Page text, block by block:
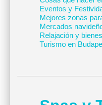
Eventos y
Mejores zonas
Mercados
Relajación y
Turismo en